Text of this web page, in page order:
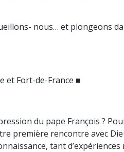
nous… et plongeons
et Fort-de-France ■
du pape François ?
première rencontre avec
tant